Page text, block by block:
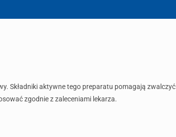
Składniki aktywne tego preparatu pomagają zwalczyć
zgodnie z zaleceniami lekarza.